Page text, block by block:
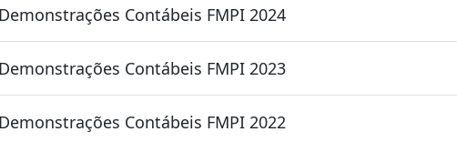
Demonstrações Contábeis FMPI 2024
Demonstrações Contábeis FMPI 2023
Demonstrações Contábeis FMPI 2022